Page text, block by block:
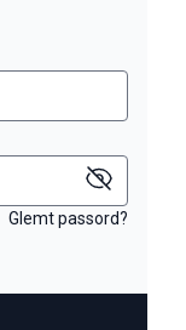
Glemt passord?